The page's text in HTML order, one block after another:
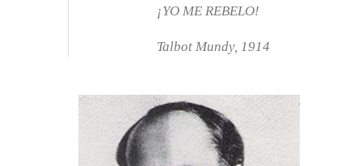
¡YO ME REBELO!
Talbot Mundy, 1914